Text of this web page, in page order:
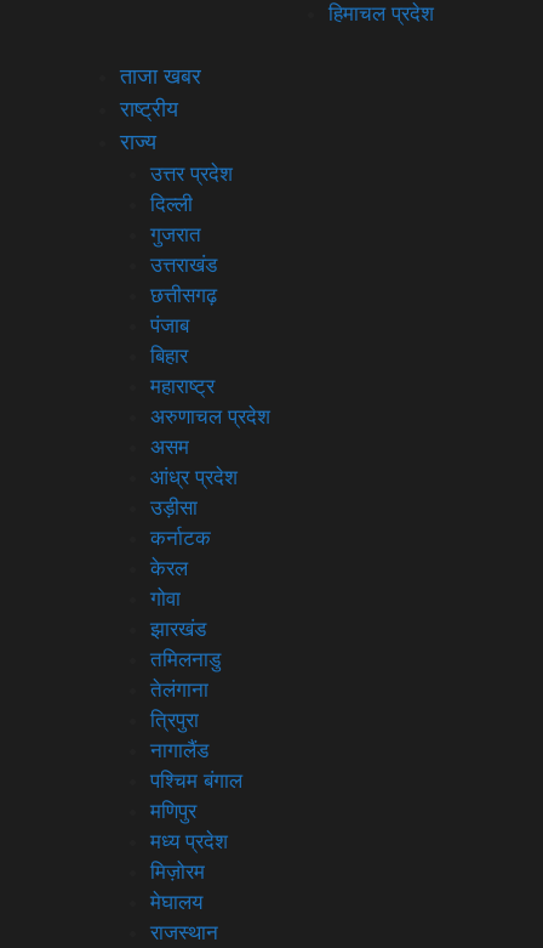
हिमाचल प्रदेश
ताजा खबर
राष्ट्रीय
राज्य
उत्तर प्रदेश
दिल्ली
गुजरात
उत्तराखंड
छत्तीसगढ़
पंजाब
बिहार
महाराष्ट्र
अरुणाचल प्रदेश
असम
आंध्र प्रदेश
उड़ीसा
कर्नाटक
केरल
गोवा
झारखंड
तमिलनाडु
तेलंगाना
त्रिपुरा
नागालैंड
पश्चिम बंगाल
मणिपुर
मध्य प्रदेश
मिज़ोरम
मेघालय
राजस्थान